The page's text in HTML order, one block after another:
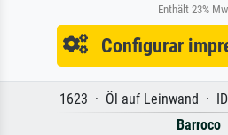
Enthält 23%
Configurar
1623 · Öl auf Leinwand ·
Barroco